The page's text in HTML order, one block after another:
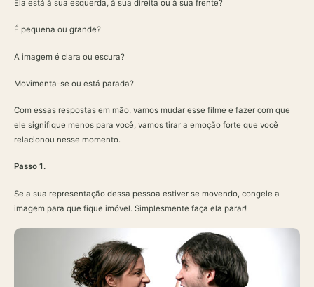
Ela está à sua esquerda, à sua direita ou à sua frente?
É pequena ou grande?
A imagem é clara ou escura?
Movimenta-se ou está parada?
Com essas respostas em mão, vamos mudar esse filme e fazer com que
ele signifique menos para você, vamos tirar a emoção forte que você
relacionou nesse momento.
Passo 1.
Se a sua representação dessa pessoa estiver se movendo, congele a
imagem para que fique imóvel. Simplesmente faça ela parar!